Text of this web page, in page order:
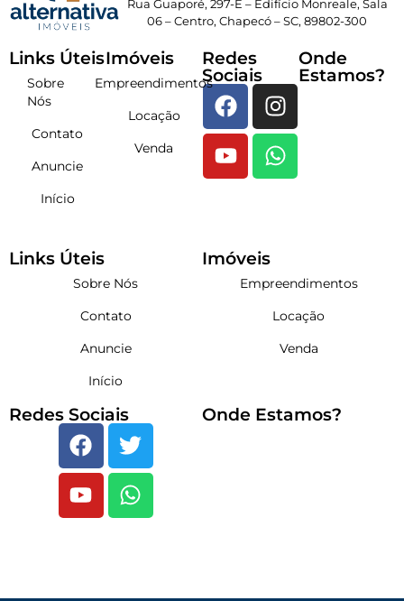
Rua Guaporé, 297-E – Edifício Monreale, Sala
06 – Centro, Chapecó – SC, 89802-300
Links Úteis
Sobre
Nós
Contato
Anuncie
Início
Imóveis
Empreendimentos
Locação
Venda
Redes
Sociais
Onde
Estamos?
Links Úteis
Sobre Nós
Contato
Anuncie
Início
Imóveis
Empreendimentos
Locação
Venda
Redes Sociais Onde Estamos?